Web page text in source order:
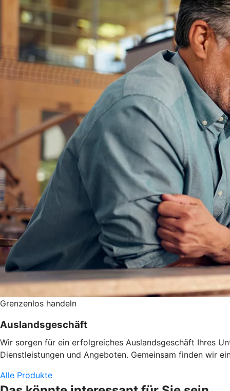
Grenzenlos handeln
Auslandsgeschäft
Wir sorgen für ein erfolgreiches Auslandsgeschäft Ihres
Dienstleistungen und Angeboten. Gemeinsam finden wir
Alle Produkte